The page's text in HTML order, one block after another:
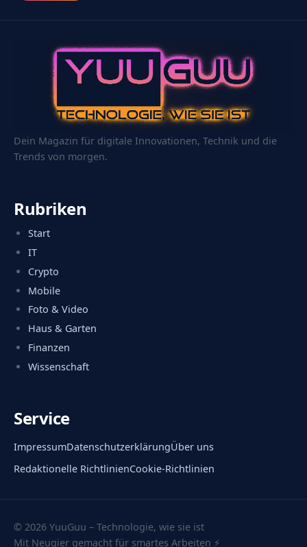
Dein Magazin für digitale Innovationen, Technik und die
Trends von morgen.
Rubriken
Start
IT
Crypto
Mobile
Foto & Video
Haus & Garten
Finanzen
Wissenschaft
Service
ImpressumDatenschutzerklärungÜber uns
Redaktionelle RichtlinienCookie-Richtlinien
© 2026 YuuGuu – Technologie, wie sie ist
Mit Neugier gemacht für smartes Arbeiten ⚡